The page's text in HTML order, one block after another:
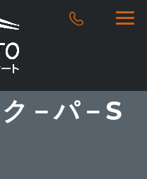
－パ－S